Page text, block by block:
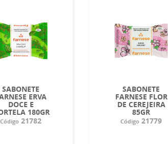
SABONETE
ERVA
DOCE E
180GR
Código 21782
SABONETE
FARNESE FLOR
DE CEREJEIRA
85GR
Código 21779